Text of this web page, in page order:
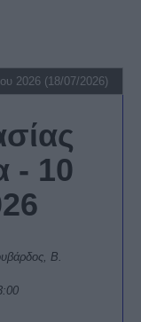
2026 (18/07/2026)
- 10
Β.